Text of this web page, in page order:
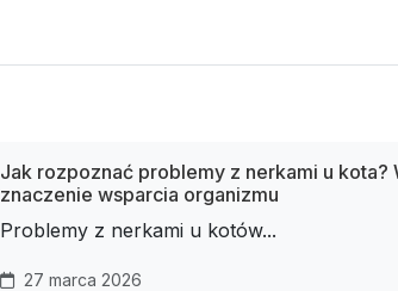
Jak rozpoznać problemy z nerkami u kota?
znaczenie wsparcia organizmu
Problemy z nerkami u kotów...
27 marca 2026